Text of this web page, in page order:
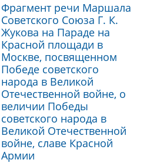
Фрагмент речи Маршала
Советского Союза Г. К.
Жукова на Параде на
Красной площади в
Москве, посвященном
Победе советского
народа в Великой
Отечественной войне, о
величии Победы
советского народа в
Великой Отечественной
войне, славе Красной
Армии